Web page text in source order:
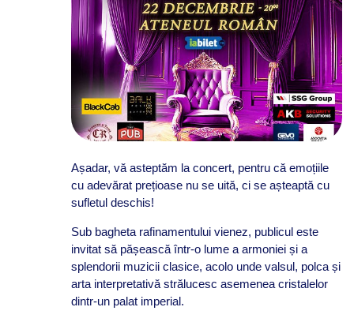
Așadar, vă asteptăm la concert, pentru că emoțiile
cu adevărat prețioase nu se uită, ci se așteaptă cu
sufletul deschis!
Sub bagheta rafinamentului vienez, publicul este
invitat să pășească într-o lume a armoniei și a
splendorii muzicii clasice, acolo unde valsul, polca și
arta interpretativă strălucesc asemenea cristalelor
dintr-un palat imperial.